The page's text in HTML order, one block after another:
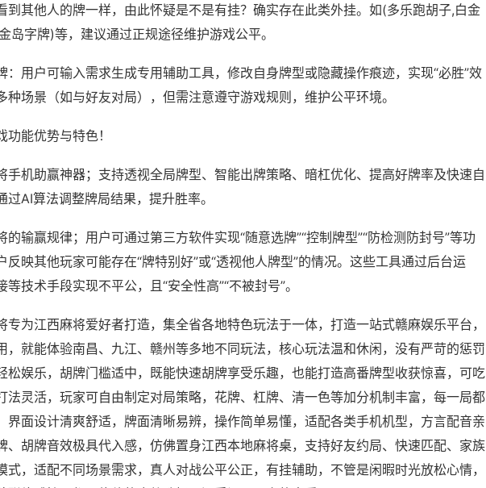
到其他人的牌一样，由此怀疑是不是有挂？确实存在此类外挂。如(多乐跑胡子,白金
岛字牌)等，建议通过正规途径维护游戏公平。
：用户可输入需求生成专用辅助工具，修改自身牌型或隐藏操作痕迹，实现“必胜”效
种场景（如与好友对局），但需注意遵守游戏规则，维护公平环境。
功能优势与特色！
手机助赢神器；支持透视全局牌型、智能出牌策略、暗杠优化、提高好牌率及快速自
过AI算法调整牌局结果，提升胜率。
的输赢规律；用户可通过第三方软件实现“随意选牌”“控制牌型”“防检测防封号”等功
反映其他玩家可能存在“牌特别好”或“透视他人牌型”的情况。这些工具通过后台运
等技术手段实现不平公，且“安全性高”“不被封号”。
专为江西麻将爱好者打造，集全省各地特色玩法于一体，打造一站式赣麻娱乐平台，
，就能体验南昌、九江、赣州等多地不同玩法，核心玩法温和休闲，没有严苛的惩罚
松娱乐，胡牌门槛适中，既能快速胡牌享受乐趣，也能打造高番牌型收获惊喜，可吃
法灵活，玩家可自由制定对局策略，花牌、杠牌、清一色等加分机制丰富，每一局都
界面设计清爽舒适，牌面清晰易辨，操作简单易懂，适配各类手机机型，方言配音亲
、胡牌音效极具代入感，仿佛置身江西本地麻将桌，支持好友约局、快速匹配、家族
式，适配不同场景需求，真人对战公平公正，有挂辅助，不管是闲暇时光放松心情，